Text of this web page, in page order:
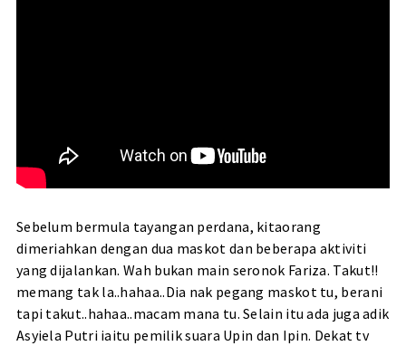
Sebelum bermula tayangan perdana, kitaorang
dimeriahkan dengan dua maskot dan beberapa aktiviti
yang dijalankan. Wah bukan main seronok Fariza. Takut!!
memang tak la..hahaa..Dia nak pegang maskot tu, berani
tapi takut..hahaa..macam mana tu. Selain itu ada juga adik
Asyiela Putri iaitu pemilik suara Upin dan Ipin. Dekat tv